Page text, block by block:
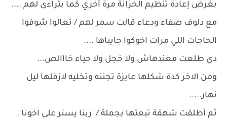
بغرض إعادة تنظيم الخزانة مرة أخري كما يتراءى لهم ....
مع دلوف صفاء ودعاء قالت سمر لهم / تعالوا شوفوا
الحاجات اللي مرات اخوكوا جايباها ....
دي طلعت معندهاش ولا خجل ولا حياء خااالص...
ومن الاخر كدة شكلها عايزة تجننه وتخليه لازقلها ليل
نهار.....
ثم أطلقت شهقة تبعتها بجملة / ربنا يستر على اخونا .